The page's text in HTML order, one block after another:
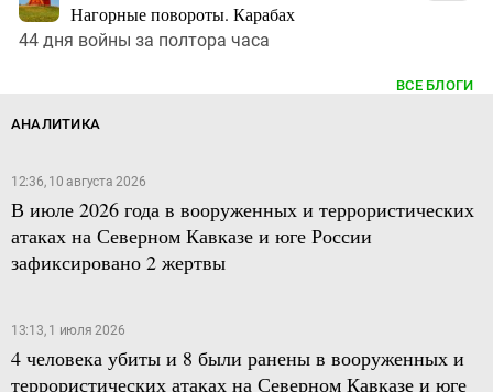
Нагорные повороты. Карабах
44 дня войны за полтора часа
ВСЕ БЛОГИ
АНАЛИТИКА
12:36, 10 августа 2026
В июле 2026 года в вооруженных и террористических
атаках на Северном Кавказе и юге России
зафиксировано 2 жертвы
13:13, 1 июля 2026
4 человека убиты и 8 были ранены в вооруженных и
террористических атаках на Северном Кавказе и юге